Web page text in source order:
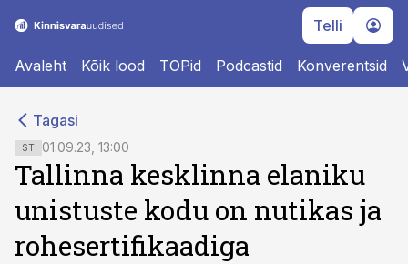
Telli
Avaleht Kõik lood TOPid Podcastid Konverentsid
Tagasi
ST 01.09.23, 13:00
Tallinna kesklinna elaniku
unistuste kodu on nutikas ja
rohesertifikaadiga